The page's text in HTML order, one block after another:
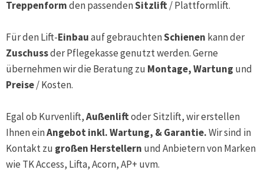
Treppenformden passendenSitzlift/ Plattformlift.
Für den Lift-Einbauauf gebrauchtenSchienen kann der
Zuschussder Pflegekasse genutzt werden. Gerne
übernehmen wir die Beratung zu Montage, Wartung und
Preise/ Kosten.
Egal ob Kurvenlift,Außenliftoder Sitzlift, wir erstellen
Ihnen einAngebot inkl. Wartung, & Garantie.Wir sind in
Kontakt zu großen Herstellern und Anbietern von Marken
wie TK Access, Lifta, Acorn, AP+ uvm.